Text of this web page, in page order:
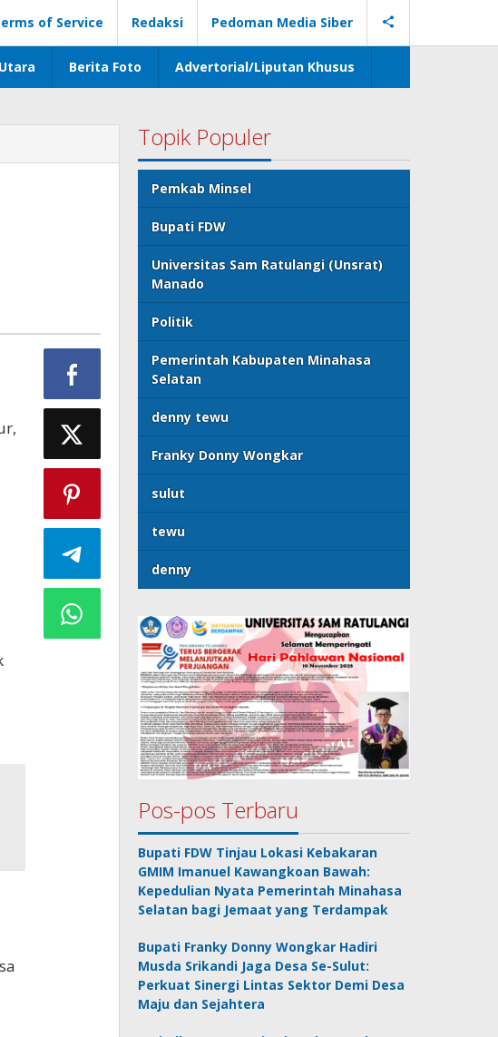
of Service Redaksi Pedoman Media Siber
Berita Foto Advertorial/Liputan Khusus
Topik Populer
Pemkab Minsel
Bupati FDW
Universitas Sam Ratulangi (Unsrat)
Manado
Politik
Pemerintah Kabupaten Minahasa
Selatan
denny tewu
Franky Donny Wongkar
sulut
tewu
denny
Pos-pos Terbaru
Bupati FDW Tinjau Lokasi Kebakaran
GMIM Imanuel Kawangkoan Bawah:
Kepedulian Nyata Pemerintah Minahasa
Selatan bagi Jemaat yang Terdampak
Bupati Franky Donny Wongkar Hadiri
Musda Srikandi Jaga Desa Se-Sulut:
Perkuat Sinergi Lintas Sektor Demi Desa
Maju dan Sejahtera